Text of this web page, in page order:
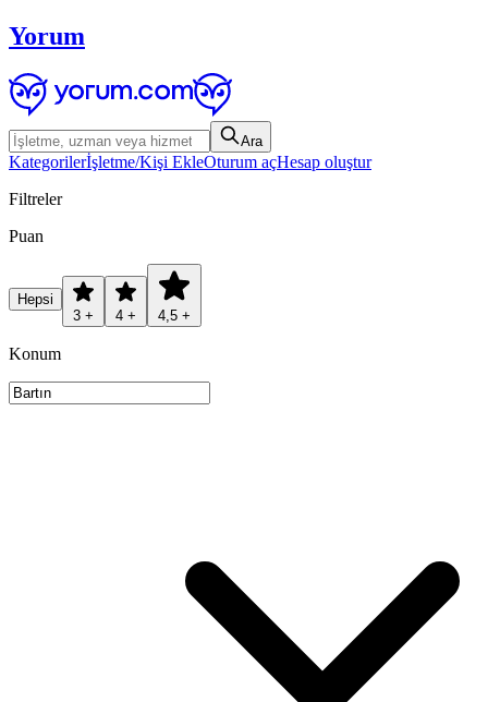
Yorum
Ara
Kategorilerİşletme/Kişi EkleOturum açHesap oluştur
Filtreler
Puan
Hepsi
3 +
4 + 4,5 +
Konum